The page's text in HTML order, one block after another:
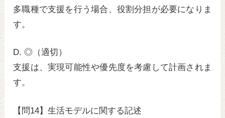
多職種で支援を行う場合、役割分担が必要になりま
す。
D. ◎（適切）
支援は、実現可能性や優先度を考慮して計画されま
す。
【問14】生活モデルに関する記述